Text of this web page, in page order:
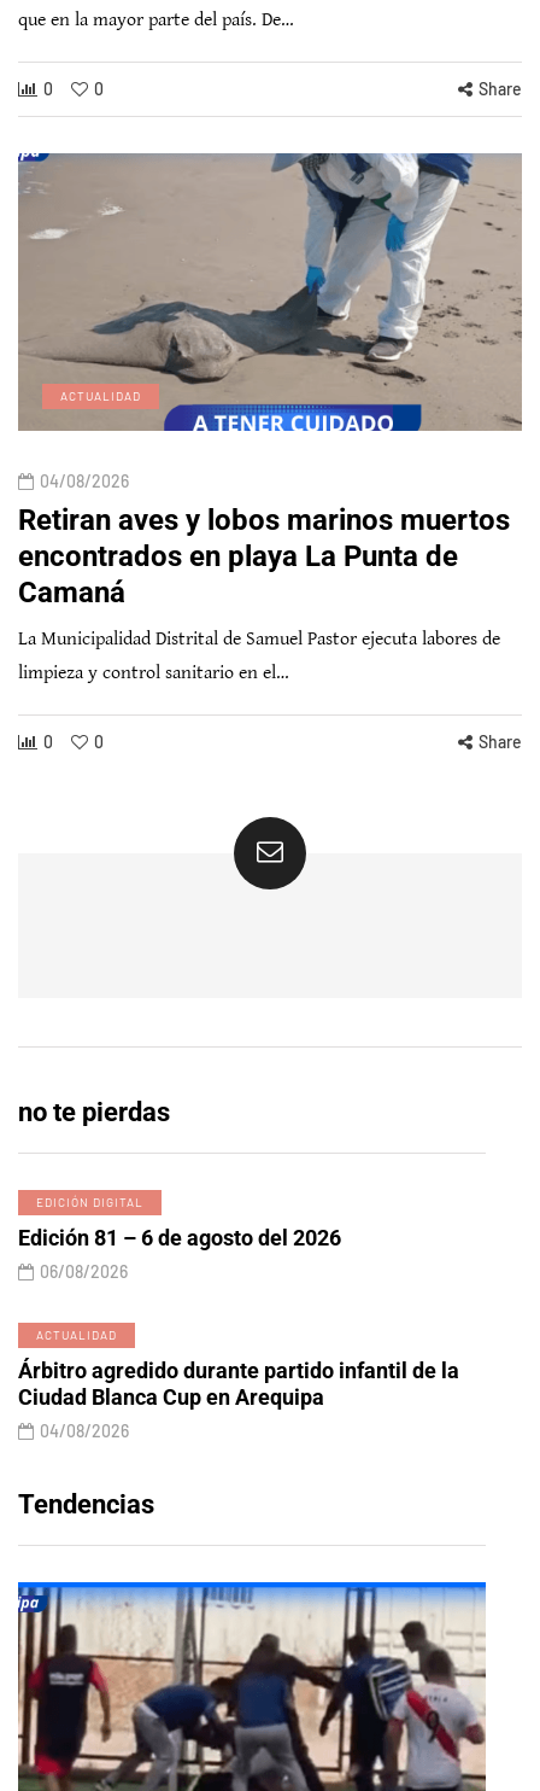
que en la mayor parte del país. De…
0 0 Share
ACTUALIDAD
04/08/2026
Retiran aves y lobos marinos muertos
encontrados en playa La Punta de
Camaná
La Municipalidad Distrital de Samuel Pastor ejecuta labores de
limpieza y control sanitario en el…
0 0 Share
no te pierdas
EDICIÓN DIGITAL
Edición 81 – 6 de agosto del 2026
06/08/2026
ACTUALIDAD
Árbitro agredido durante partido infantil de la
Ciudad Blanca Cup en Arequipa
04/08/2026
Tendencias